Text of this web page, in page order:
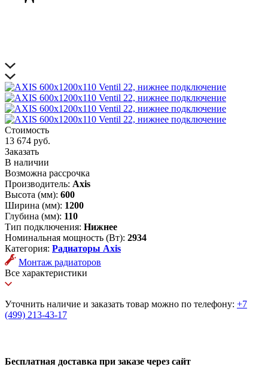
Стоимость
13 674 руб.
Заказать
В наличии
Возможна рассрочка
Производитель: Axis
Высота (мм): 600
Ширина (мм): 1200
Глубина (мм): 110
Тип подключения: Нижнее
Номинальная мощность (Вт): 2934
Категория: Радиаторы Axis
Монтаж радиаторов
Все характеристики
Уточнить наличие и заказать товар можно по телефону: +7
(499) 213-43-17
Бесплатная доставка при заказе через сайт